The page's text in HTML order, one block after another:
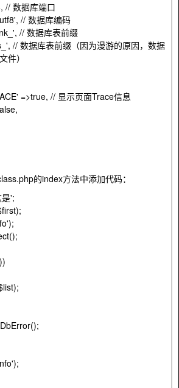
// 数据库端口
// 数据库编码
// 数据库表前缀
// 数据库表前缀（因为漫游的原因，数据
件）
=>true, // 显示页面Trace信息
的index方法中添加代码：
';